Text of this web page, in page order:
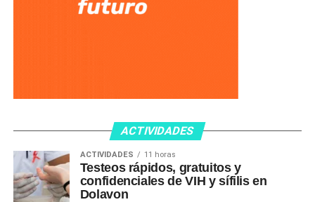
ACTIVIDADES
ACTIVIDADES 11 horas
Testeos rápidos, gratuitos y
confidenciales de VIH y sífilis en
Dolavon